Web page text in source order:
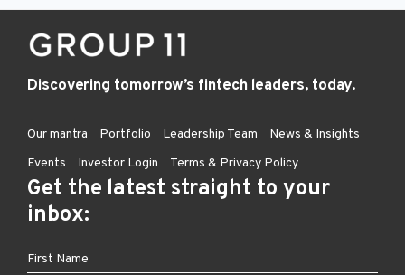
Discovering tomorrow’s fintech leaders, today.
Our mantra Portfolio Leadership Team
News & Insights
Events
Investor Login Terms & Privacy Policy
Get the latest straight to your
inbox: